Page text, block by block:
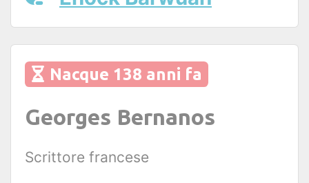
Nacque 138 anni fa
Georges Bernanos
Scrittore francese